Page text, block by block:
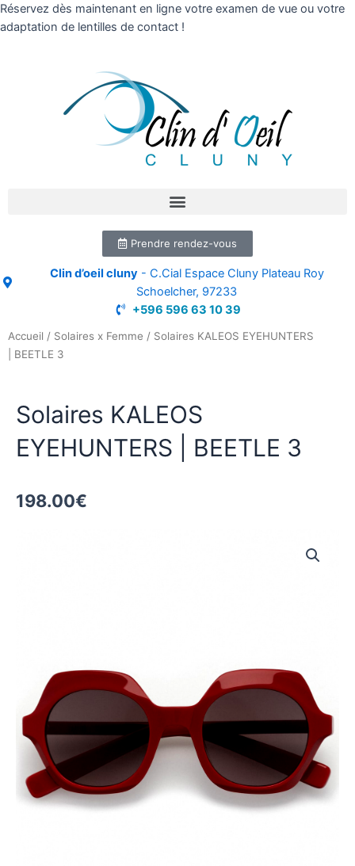
Réservez dès maintenant en ligne votre examen de vue ou votre
adaptation de lentilles de contact !
Prendre rendez-vous
Clin d’oeil cluny- C.Cial Espace Cluny Plateau Roy
Schoelcher, 97233
+596 596 63 10 39
Accueil / Solaires x Femme / Solaires KALEOS EYEHUNTERS
| BEETLE 3
Solaires KALEOS
EYEHUNTERS | BEETLE 3
198.00€